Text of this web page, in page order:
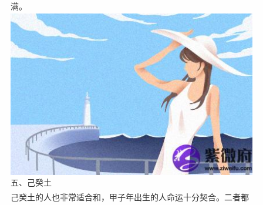
满。
五、己癸土
己癸土的人也非常适合和，甲子年出生的人命运十分契合。二者都